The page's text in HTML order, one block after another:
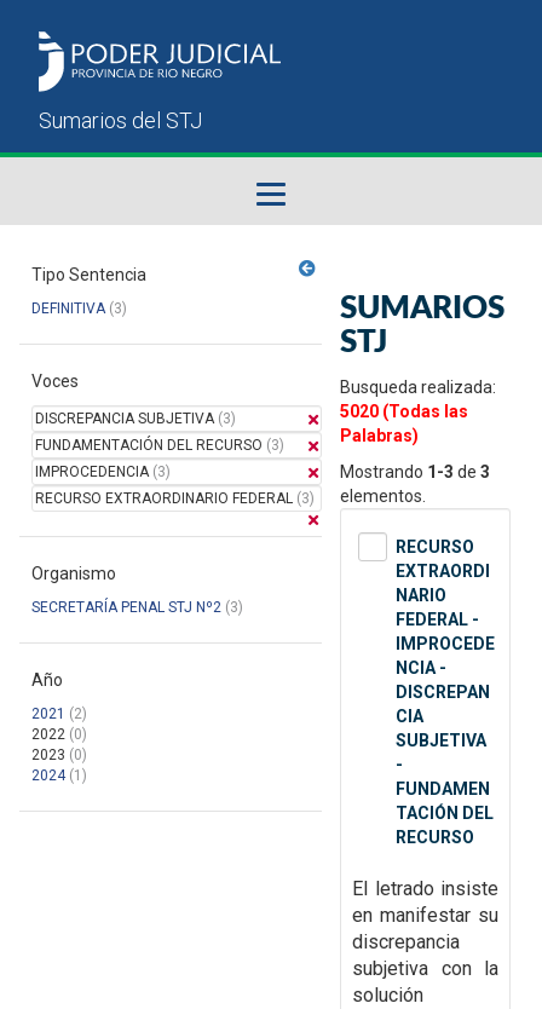
Sumarios del STJ
Manual del Usuario
Tipo Sentencia
DEFINITIVA(3)
Voces
DISCREPANCIA SUBJETIVA(3)
FUNDAMENTACIÓN DEL RECURSO (3)
IMPROCEDENCIA(3)
RECURSO EXTRAORDINARIO FEDERAL (3)
Organismo
SECRETARÍA PENAL STJ Nº2 (3)
Año
2021 (2)
2022 (0)
2023 (0)
2024(1)
SUMARIOS
STJ
Busqueda realizada:
5020 (Todas las
Palabras)
Mostrando 1-3 de 3
elementos.
RECURSO
EXTRAORDI
NARIO
FEDERAL -
IMPROCEDE
NCIA -
DISCREPAN
CIA
SUBJETIVA
-
FUNDAMEN
TACIÓN DEL
RECURSO
El letrado insiste
en manifestar su
discrepancia
subjetiva con la
solución